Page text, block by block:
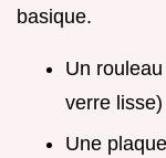
basique.
Un
verre lisse)
Une